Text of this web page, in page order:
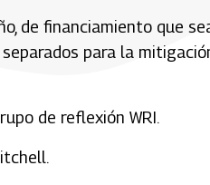
de financiamiento que
para la
de reflexión WRI.